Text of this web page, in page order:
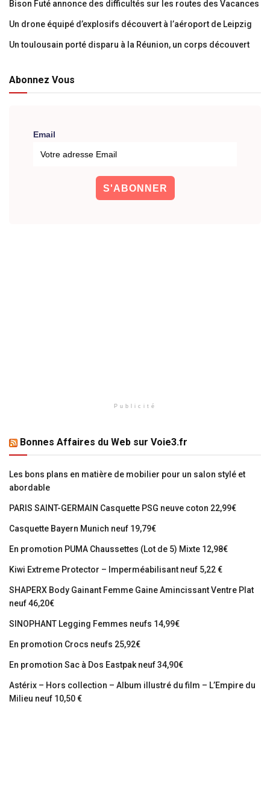
Bison Futé annonce des difficultés sur les routes des Vacances
Un drone équipé d’explosifs découvert à l’aéroport de Leipzig
Un toulousain porté disparu à la Réunion, un corps découvert
Abonnez Vous
Email
Publicité
Bonnes Affaires du Web sur Voie3.fr
Les bons plans en matière de mobilier pour un salon stylé et
abordable
PARIS SAINT-GERMAIN Casquette PSG neuve coton 22,99€
Casquette Bayern Munich neuf 19,79€
En promotion PUMA Chaussettes (Lot de 5) Mixte 12,98€
Kiwi Extreme Protector – Imperméabilisant neuf 5,22 €
SHAPERX Body Gainant Femme Gaine Amincissant Ventre Plat
neuf 46,20€
SINOPHANT Legging Femmes neufs 14,99€
En promotion Crocs neufs 25,92€
En promotion Sac à Dos Eastpak neuf 34,90€
Astérix – Hors collection – Album illustré du film – L’Empire du
Milieu neuf 10,50 €